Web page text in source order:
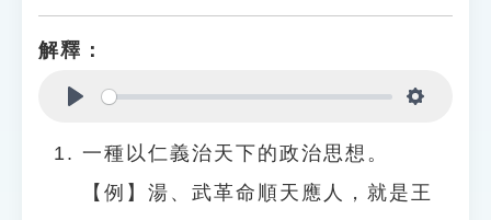
解釋：
一種以仁義治天下的政治思想。
【例】湯、武革命順天應人，就是王